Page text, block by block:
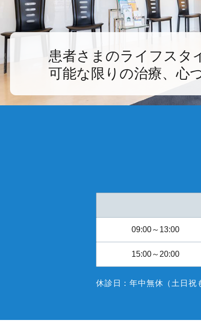
患者さまのライフスタ
可能な限りの治療、心
09:00～13:00
15:00～20:00
休診日：年中無休（土日祝